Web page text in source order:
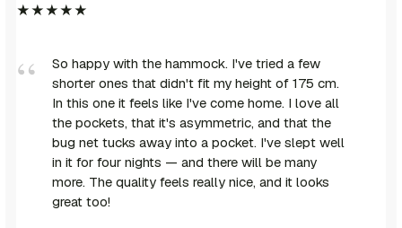
★★★★★
So happy with the hammock. I've tried a few
shorter ones that didn't fit my height of 175 cm.
In this one it feels like I've come home. I love all
the pockets, that it's asymmetric, and that the
bug net tucks away into a pocket. I've slept well
in it for four nights — and there will be many
more. The quality feels really nice, and it looks
great too!